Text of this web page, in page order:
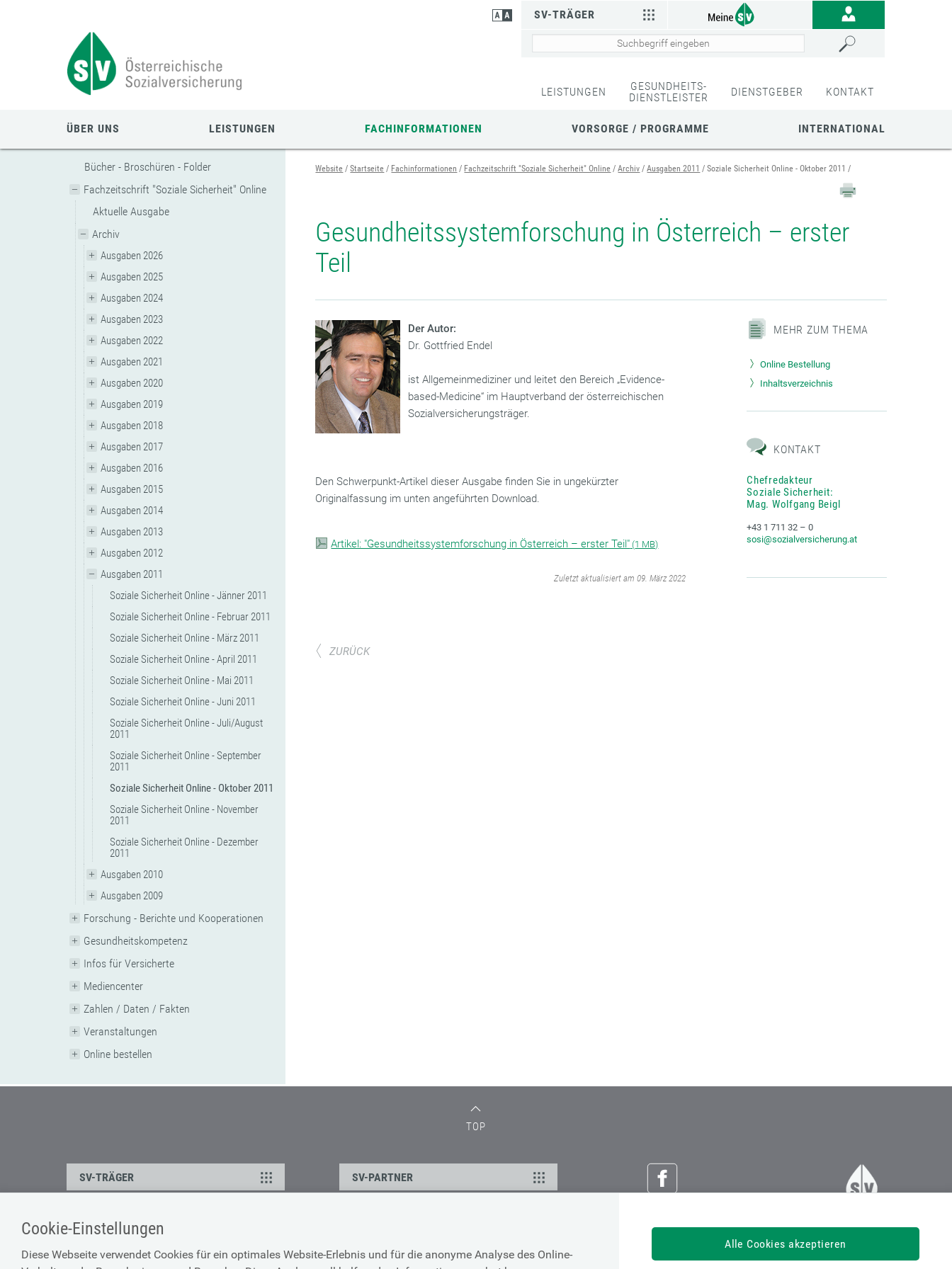
Cookie-Einstellungen
Diese Webseite verwendet Cookies für ein optimales Website-Erlebnis und für die anonyme Analyse des Online-
Alle Cookies akzeptieren
SV-TRÄGER
LEISTUNGEN
GESUNDHEITS-
DIENSTLEISTER
DIENSTGEBER KONTAKT
ÜBER UNS LEISTUNGEN FACHINFORMATIONEN VORSORGE / PROGRAMME INTERNATIONAL
Bücher - Broschüren - Folder
Fachzeitschrift "Soziale Sicherheit" Online
Aktuelle Ausgabe
Archiv
Ausgaben 2026
Ausgaben 2025
Ausgaben 2024
Ausgaben 2023
Ausgaben 2022
Ausgaben 2021
Ausgaben 2020
Ausgaben 2019
Ausgaben 2018
Ausgaben 2017
Ausgaben 2016
Ausgaben 2015
Ausgaben 2014
Ausgaben 2013
Ausgaben 2012
Ausgaben 2011
Soziale Sicherheit Online - Jänner 2011
Soziale Sicherheit Online - Februar 2011
Soziale Sicherheit Online - März 2011
Soziale Sicherheit Online - April 2011
Soziale Sicherheit Online - Mai 2011
Soziale Sicherheit Online - Juni 2011
Soziale Sicherheit Online - Juli/August
2011
Soziale Sicherheit Online - September
2011
Soziale Sicherheit Online - Oktober 2011
Soziale Sicherheit Online - November
2011
Soziale Sicherheit Online - Dezember
2011
Ausgaben 2010
Ausgaben 2009
Forschung - Berichte und Kooperationen
Gesundheitskompetenz
Infos für Versicherte
Mediencenter
Zahlen / Daten / Fakten
Veranstaltungen
Online bestellen
Website Startseite Fachinformationen Fachzeitschrift "Soziale Sicherheit" Online Archiv Ausgaben 2011 Soziale Sicherheit Online - Oktober 2011
Gesundheitssystemforschung in Österreich – erster
Teil
Der Autor:
Dr. Gottfried Endel
ist Allgemeinmediziner und leitet den Bereich „Evidence-
based-Medicine“ im Hauptverband der österreichischen
Sozialversicherungsträger.
Den Schwerpunkt-Artikel dieser Ausgabe finden Sie in ungekürzter
Originalfassung im unten angeführten Download.
Artikel: "Gesundheitssystemforschung in Österreich – erster Teil" (1 MB)
‌Zuletzt aktualisiert am 09. März 2022
MEHR ZUM THEMA
Online Bestellung
Inhaltsverzeichnis
KONTAKT
Chefredakteur
Soziale Sicherheit:
Mag. Wolfgang Beigl
+43 1 711 32 – 0
sosi@sozialversicherung.at
ZURÜCK
TOP
Österreichische Sozialversicherung
Dachverband der Sozialversicherungsträger
SV-TRÄGER SV-PARTNER
ÜBER UNS
Kontakt Barrierefreiheitserklärung Cookie-Erklärung